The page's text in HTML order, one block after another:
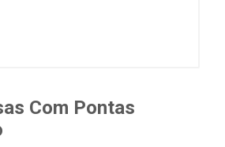
Com Pontas